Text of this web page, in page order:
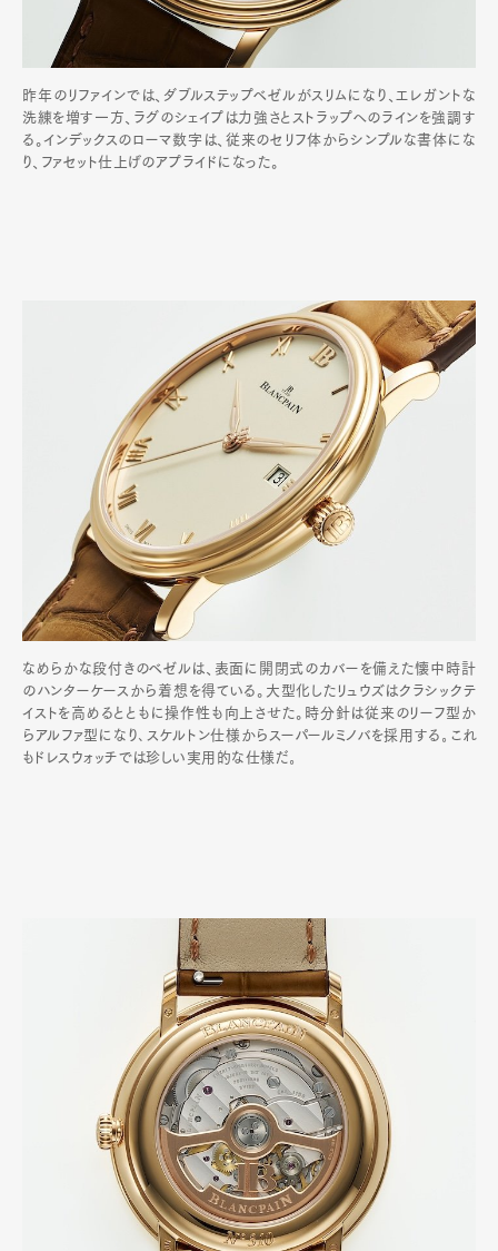
昨年のリファインでは、ダブルステップベゼルがスリムになり、エレガントな
洗練を増す一方、ラグのシェイプは力強さとストラップへのラインを強調す
る。インデックスのローマ数字は、従来のセリフ体からシンプルな書体にな
り、ファセット仕上げのアプライドになった。
なめらかな段付きのベゼルは、表面に開閉式のカバーを備えた懐中時計
のハンターケースから着想を得ている。大型化したリュウズはクラシックテ
イストを高めるとともに操作性も向上させた。時分針は従来のリーフ型か
らアルファ型になり､スケルトン仕様からスーパールミノバを採用する｡これ
もドレスウォッチでは珍しい実用的な仕様だ｡